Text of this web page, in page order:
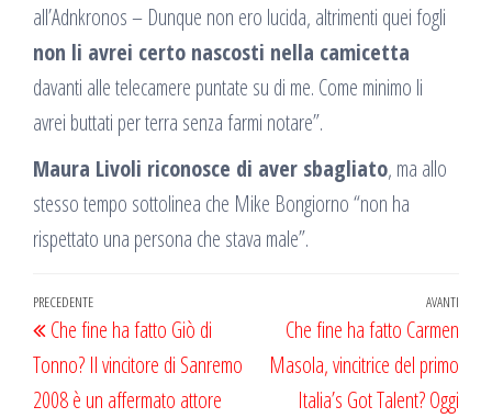
all’Adnkronos – Dunque non ero lucida, altrimenti quei fogli
non li avrei certo nascosti nella camicetta
davanti alle telecamere puntate su di me. Come minimo li
avrei buttati per terra senza farmi notare”.
Maura Livoli riconosce di aver sbagliato, ma allo
stesso tempo sottolinea che Mike Bongiorno “non ha
rispettato una persona che stava male”.
Navigazione
articoli
Articolo
precedente
PRECEDENTE
Che fine ha fatto Giò di
Tonno? Il vincitore di Sanremo
2008 è un affermato attore
AVANTI
Che fine ha fatto Carmen
Masola, vincitrice del primo
Italia’s Got Talent? Oggi